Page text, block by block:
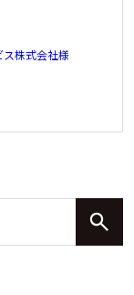
株式会社様